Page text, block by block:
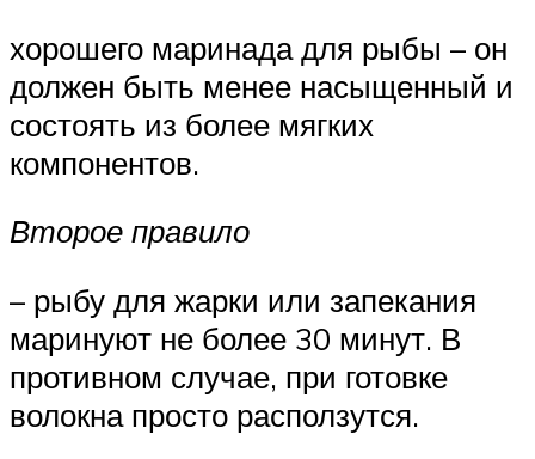
хорошего маринада для рыбы – он
должен быть менее насыщенный и
состоять из более мягких
компонентов.
Второе правило
– рыбу для жарки или запекания
маринуют не более 30 минут. В
противном случае, при готовке
волокна просто расползутся.